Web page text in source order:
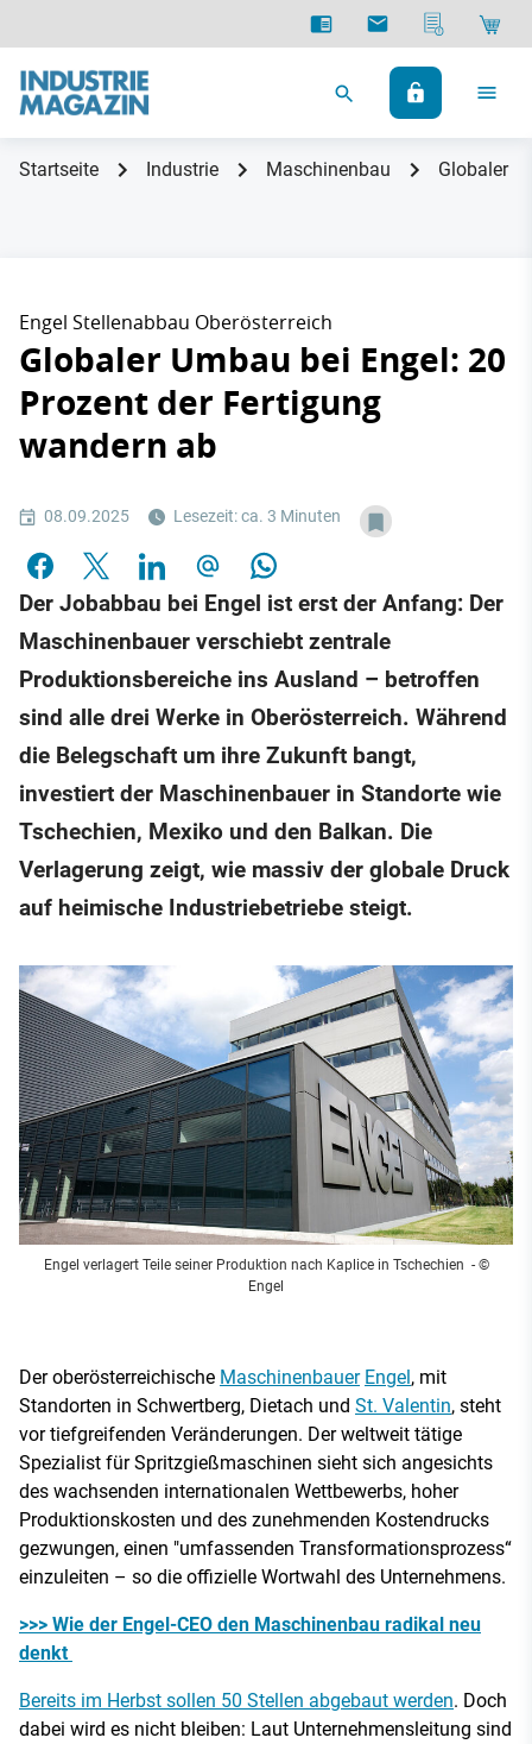
Startseite Industrie Maschinenbau Globaler
Engel Stellenabbau Oberösterreich
Globaler Umbau bei Engel: 20
Prozent der Fertigung
wandern ab
08.09.2025 Lesezeit: ca. 3 Minuten
Der Jobabbau bei Engel ist erst der Anfang: Der
Maschinenbauer verschiebt zentrale
Produktionsbereiche ins Ausland – betroffen
sind alle drei Werke in Oberösterreich. Während
die Belegschaft um ihre Zukunft bangt,
investiert der Maschinenbauer in Standorte wie
Tschechien, Mexiko und den Balkan. Die
Verlagerung zeigt, wie massiv der globale Druck
auf heimische Industriebetriebe steigt.
Engel verlagert Teile seiner Produktion nach Kaplice in Tschechien - ©
Engel
Der oberösterreichische Maschinenbauer Engel, mit
Standorten in Schwertberg, Dietach und St. Valentin, steht
vor tiefgreifenden Veränderungen. Der weltweit tätige
Spezialist für Spritzgießmaschinen sieht sich angesichts
des wachsenden internationalen Wettbewerbs, hoher
Produktionskosten und des zunehmenden Kostendrucks
gezwungen, einen "umfassenden Transformationsprozess“
einzuleiten – so die offizielle Wortwahl des Unternehmens.
>>> Wie der Engel-CEO den Maschinenbau radikal neu
denkt
Bereits im Herbst sollen 50 Stellen abgebaut werden. Doch
dabei wird es nicht bleiben: Laut Unternehmensleitung sind